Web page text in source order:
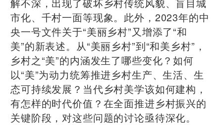
市化、千村一面等现象。此外，2023年的中
央一号文件关于“美丽乡村”又增添了“和
美”的新表述。从“美丽乡村”到“和美乡村”，
乡村之“美”的内涵发生了哪些变化？如何
以“美”为动力统筹推进乡村生产、生活、生
态可持续发展？当代乡村美学该如何建构，
有怎样的时代价值？在全面推进乡村振兴的
关键阶段，对这些问题的讨论亟待深化。